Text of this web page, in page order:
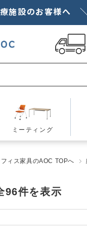
施設のお客様へ
ミーティング
フィス家具のAOC TOPへ
96件を表示